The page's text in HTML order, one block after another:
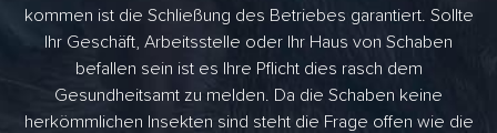
kommen ist die Schließung des Betriebes garantiert. Sollte
Ihr Geschäft, Arbeitsstelle oder Ihr Haus von Schaben
befallen sein ist es Ihre Pflicht dies rasch dem
Gesundheitsamt zu melden. Da die Schaben keine
herkömmlichen Insekten sind steht die Frage offen wie die